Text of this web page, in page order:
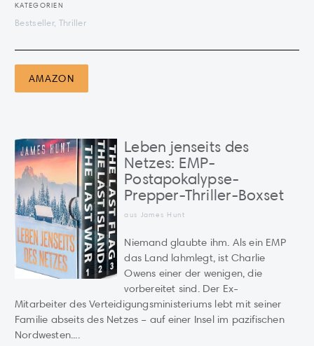
KATEGORIEN
Bestseller, Thriller
AMAZON
Leben jenseits des
Netzes: EMP-
Postapokalypse-
Prepper-Thriller-Boxset
aus James Hunt
Niemand glaubte ihm. Als ein EMP
das Land lahmlegt, ist Charlie
Owens einer der wenigen, die
vorbereitet sind. Der Ex-
Mitarbeiter des Verteidigungsministeriums lebt mit seiner
Familie abseits des Netzes – auf einer Insel im pazifischen
Nordwesten....